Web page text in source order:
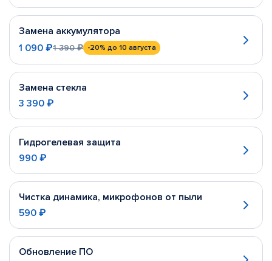
Замена аккумулятора
1 090 ₽1 390 ₽ -20% до 10 августа
Замена стекла
3 390 ₽
Гидрогелевая защита
990 ₽
Чистка динамика, микрофонов от пыли
590 ₽
Обновление ПО